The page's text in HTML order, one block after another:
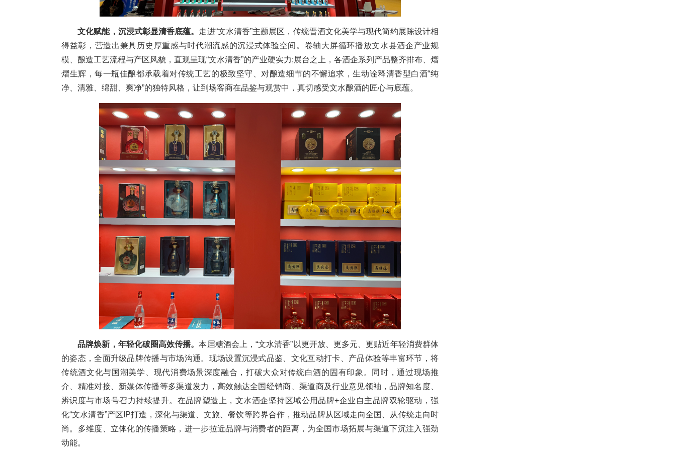
文化赋能，沉浸式彰显清香底蕴。 走进“文水清香”主题展区，传统晋酒文化美学与现代简约展陈设计相
得益彰，营造出兼具历史厚重感与时代潮流感的沉浸式体验空间。卷轴大屏循环播放文水县酒企产业规
模、酿造工艺流程与产区风貌，直观呈现“文水清香”的产业硬实力;展台之上，各酒企系列产品整齐排布、熠
熠生辉，每一瓶佳酿都承载着对传统工艺的极致坚守、对酿造细节的不懈追求，生动诠释清香型白酒“纯
净、清雅、绵甜、爽净”的独特风格，让到场客商在品鉴与观赏中，真切感受文水酿酒的匠心与底蕴。
品牌焕新，年轻化破圈高效传播。本届糖酒会上，“文水清香”以更开放、更多元、更贴近年轻消费群体
的姿态，全面升级品牌传播与市场沟通。现场设置沉浸式品鉴、文化互动打卡、产品体验等丰富环节，将
传统酒文化与国潮美学、现代消费场景深度融合，打破大众对传统白酒的固有印象。同时，通过现场推
介、精准对接、新媒体传播等多渠道发力，高效触达全国经销商、渠道商及行业意见领袖，品牌知名度、
辨识度与市场号召力持续提升。在品牌塑造上，文水酒企坚持区域公用品牌+企业自主品牌双轮驱动，强
化“文水清香”产区IP打造，深化与渠道、文旅、餐饮等跨界合作，推动品牌从区域走向全国、从传统走向时
尚。多维度、立体化的传播策略，进一步拉近品牌与消费者的距离，为全国市场拓展与渠道下沉注入强劲
动能。